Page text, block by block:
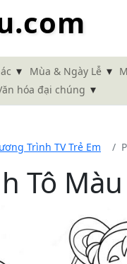
▾ Mùa & Ngày Lễ ▾
hóa đại chúng ▾
Trình TV Trẻ Em
Tô Màu